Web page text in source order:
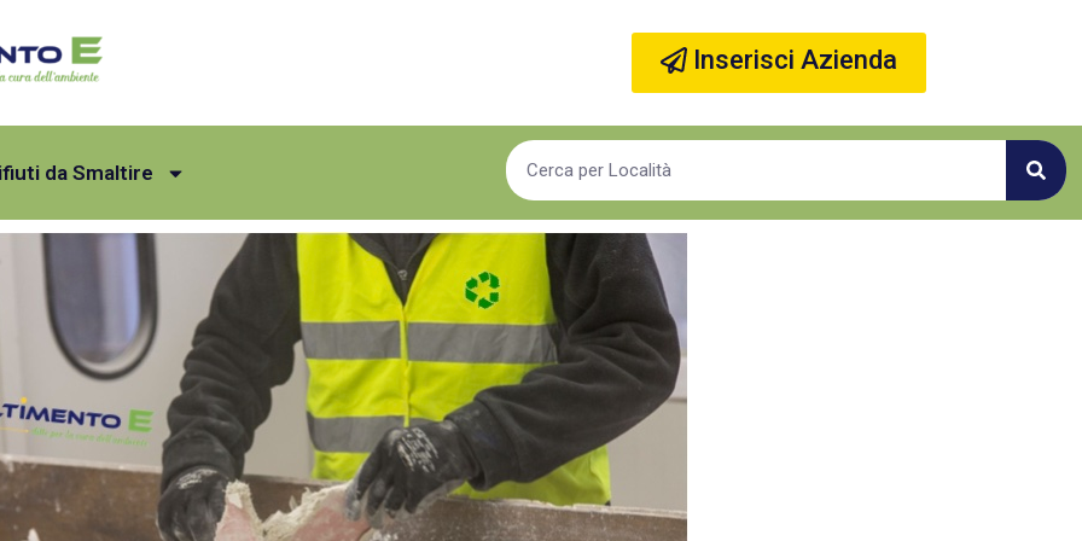
Inserisci Azienda
da Smaltire